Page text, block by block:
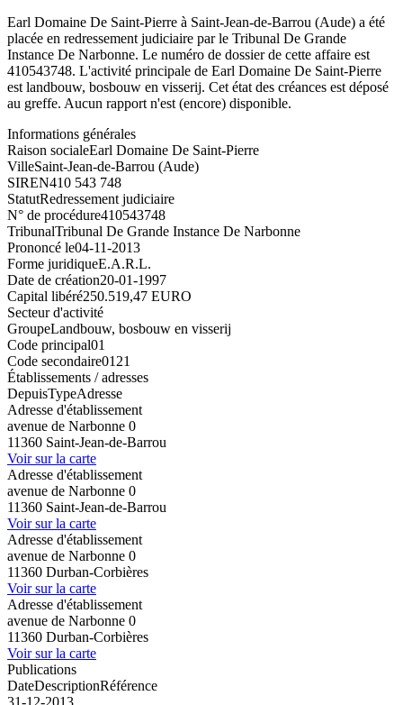
Earl Domaine De Saint-Pierre à Saint-Jean-de-Barrou (Aude) a été
placée en redressement judiciaire par le Tribunal De Grande
Instance De Narbonne. Le numéro de dossier de cette affaire est
410543748. L'activité principale de Earl Domaine De Saint-Pierre
est landbouw, bosbouw en visserij. Cet état des créances est déposé
au greffe. Aucun rapport n'est (encore) disponible.
Informations générales
Raison socialeEarl Domaine De Saint-Pierre
VilleSaint-Jean-de-Barrou (Aude)
SIREN410 543 748
StatutRedressement judiciaire
N° de procédure410543748
TribunalTribunal De Grande Instance De Narbonne
Prononcé le04-11-2013
Forme juridiqueE.A.R.L.
Date de création20-01-1997
Capital libéré250.519,47 EURO
Secteur d'activité
GroupeLandbouw, bosbouw en visserij
Code principal01
Code secondaire0121
Établissements / adresses
DepuisTypeAdresse
Adresse d'établissement
avenue de Narbonne 0
11360 Saint-Jean-de-Barrou
Voir sur la carte
Adresse d'établissement
avenue de Narbonne 0
11360 Saint-Jean-de-Barrou
Voir sur la carte
Adresse d'établissement
avenue de Narbonne 0
11360 Durban-Corbières
Voir sur la carte
Adresse d'établissement
avenue de Narbonne 0
11360 Durban-Corbières
Voir sur la carte
Publications
DateDescriptionRéférence
31-12-2013